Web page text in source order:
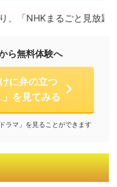
見放題パック」で視聴
ら無料体験へ
に弁の立つ
を見てみる
ラマ」を見ることができます